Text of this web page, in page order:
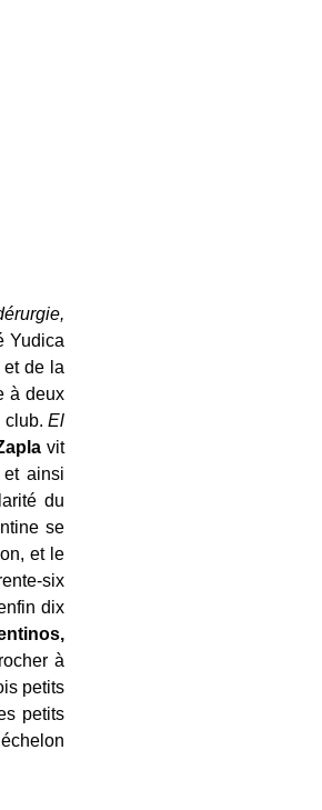
Yudica
de la
à deux
club.El
vit
ainsi
du
se
et le
six
dix
à
petits
petits